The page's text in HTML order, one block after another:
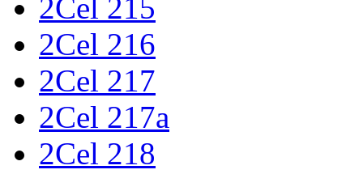
2Cel 215
2Cel 216
2Cel 217
2Cel 217a
2Cel 218